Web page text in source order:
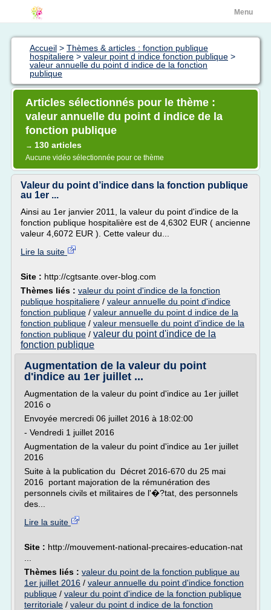
Menu
Accueil > Thèmes & articles : fonction publique
hospitaliere > valeur point d indice fonction publique >
valeur annuelle du point d indice de la fonction
publique
Articles sélectionnés pour le thème :
valeur annuelle du point d indice de la
fonction publique
→ 130 articles
Aucune vidéo sélectionnée pour ce thème
Valeur du point d’indice dans la fonction publique
au 1er ...
Ainsi au 1er janvier 2011, la valeur du point d'indice de la
fonction publique hospitalière est de 4,6302 EUR ( ancienne
valeur 4,6072 EUR ). Cette valeur du...
Lire la suite
Site : http://cgtsante.over-blog.com
Thèmes liés : valeur du point d'indice de la fonction
publique hospitaliere / valeur annuelle du point d'indice
fonction publique / valeur annuelle du point d indice de la
fonction publique / valeur mensuelle du point d'indice de la
fonction publique / valeur du point d'indice de la
fonction publique
Augmentation de la valeur du point
d'indice au 1er juillet ...
Augmentation de la valeur du point d'indice au 1er juillet
2016 o
Envoyée mercredi 06 juillet 2016 à 18:02:00
- Vendredi 1 juillet 2016
Augmentation de la valeur du point d'indice au 1er juillet
2016
Suite à la publication du Décret 2016-670 du 25 mai
2016 portant majoration de la rémunération des
personnels civils et militaires de l'�?tat, des personnels
des...
Lire la suite
Site : http://mouvement-national-precaires-education-nat
Thèmes liés : valeur du point de la fonction publique au
1er juillet 2016 / valeur annuelle du point d'indice fonction
publique / valeur du point d'indice de la fonction publique
territoriale / valeur du point d indice de la fonction